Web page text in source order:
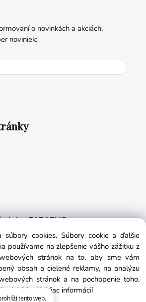
o novinkách a akciách,
noviniek:
úplne ZADARMO:
mieru
plán na mieru
súbory cookies. Súbory cookie a ďalšie
používame na zlepšenie vášho zážitku z
stránok na to, aby sme vám
obsah a cielené reklamy, na analýzu
stránok a na pochopenie toho,
prichádzajú. Viac informácií